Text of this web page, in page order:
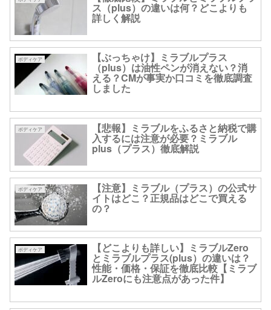
ス（plus）の違いは何？どこよりも
詳しく解説
ボディケア 【ぶっちゃけ】ミラブルプラス
（plus）は油性ペンが消えない？消
える？CMが事実か口コミを徹底調査
しました
ボディケア 【悲報】ミラブルをふるさと納税で購
入するには注意が必要？ミラブル
plus（プラス）徹底解説
ボディケア 【注意】ミラブル（プラス）の公式サ
イトはどこ？正規品はどこで買える
の？
ボディケア 【どこよりも詳しい】ミラブルZero
とミラブルプラス(plus）の違いは？
性能・価格・保証を徹底比較【ミラブ
ルZeroにも注意点があった件】